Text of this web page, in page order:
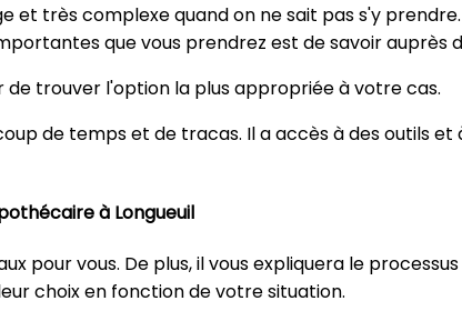
très complexe quand on ne sait pas s'y
que vous prendrez est de savoir
trouver l'option la plus appropriée à votre cas.
de temps et de tracas. Il a accès à des outils et
à Longueuil
pour vous. De plus, il vous expliquera le
choix en fonction de votre situation.